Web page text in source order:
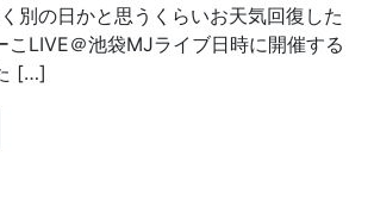
別の日かと思うくらいお天気回復した
こLIVE＠池袋MJライブ日時に開催する
[…]